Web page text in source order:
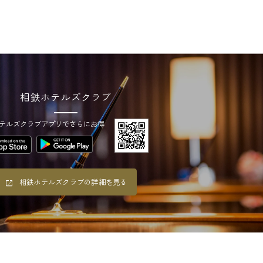
相鉄ホテルズクラブ
ルズクラブアプリでさらにお得
相鉄ホテルズクラブの詳細を見る